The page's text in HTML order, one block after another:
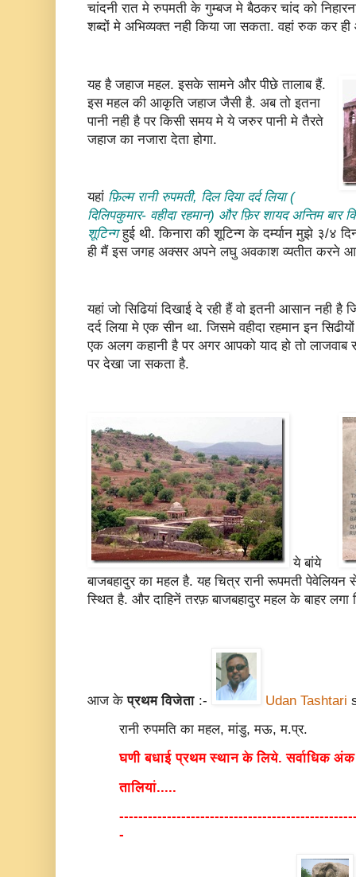
चांदनी रात मे रुपमती के गुम्बज मे बैठकर चांद को
शब्दों मे अभिव्यक्त नही किया जा सकता. वहां रुक
यह है जहाज महल. इसके सामने और पीछे तालाब हैं.
इस महल की आकृति जहाज जैसी है. अब तो इतना
पानी नही है पर किसी समय मे ये जरुर पानी मे तैरते
जहाज का नजारा देता होगा.
यहां फ़िल्म रानी रुपमती, दिल दिया दर्द लिया (
दिलिपकुमार- वहीदा रहमान) और फ़िर शायद अन्तिम बार
शूटिन्गहुई थी. किनारा की शूटिन्ग के दर्म्यान मुझे ३/४
ही मैं इस जगह अक्सर अपने लघु अवकाश व्यतीत करने
यहां जो सिढियां दिखाई दे रही हैं वो इतनी आसान नही है
दर्द लिया मे एक सीन था. जिसमे वहीदा रहमान इन
एक अलग कहानी है पर अगर आपको याद हो तो लाजवाब
पर देखा जा सकता है.
ये बांये
बाजबहादुर का महल है. यह चित्र रानी रूपमती पेवेलियन
स्थित है. और दाहिनें तरफ़ बाजबहादुर महल के बाहर
आज केप्रथम विजेता :- Udan Tashtari
रानी रुपमति का महल, मांडु, मऊ, म.प्र.
घणी बधाई प्रथम स्थान के लिये. सर्वाधिक
तालियां.....
-